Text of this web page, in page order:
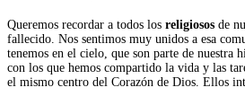
Queremos recordar a todos los religiosos de
fallecido. Nos sentimos muy unidos a esa
tenemos en el cielo, que son parte de nuestra
con los que hemos compartido la vida y las
el mismo centro del Corazón de Dios. Ellos